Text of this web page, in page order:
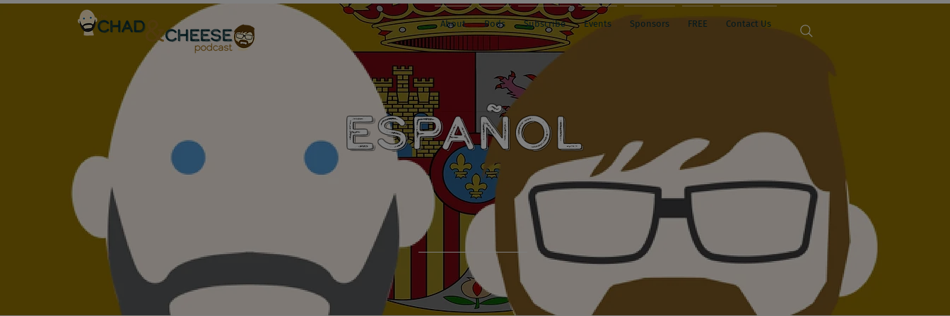
About Pods Subscribe Events Sponsors FREE Contact Us
ESPAÑOL